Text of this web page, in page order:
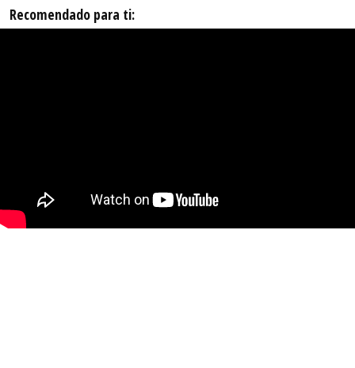
Recomendado para ti: